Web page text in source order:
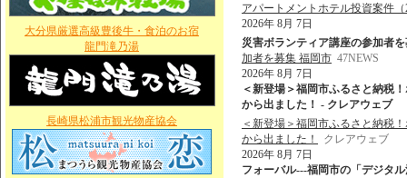
大分県厳選高級豊後牛・食泊のお宿
龍門滝乃湯
長崎県松浦市観光物産協会
アパートメントホテル投資案件
2026年 8月 7日
災害ボランティア講座の参加者
加者を募集 福岡市 47NEWS
2026年 8月 7日
＜新登場＞福岡市ふるさと納税
から出ました！ - クレアウェブ
＜新登場＞福岡市ふるさと納税
から出ました！
クレアウェブ
2026年 8月 7日
フォーバル---福岡市の「デジタ